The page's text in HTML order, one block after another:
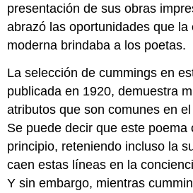
presentación de sus obras
abrazó las oportunidades que la
moderna brindaba a los poetas.
La selección de cummings en
publicada en 1920, demuestra
atributos que son comunes en
Se puede decir que este poema
principio, reteniendo incluso la
caen estas líneas en la
Y sin embargo, mientras